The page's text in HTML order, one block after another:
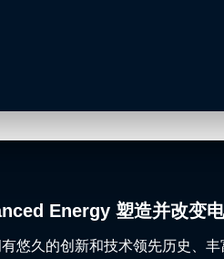
Energy 塑造并改变
悠久的创新和技术领先历史、